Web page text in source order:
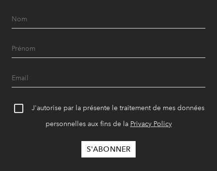
J'autorise par la présente le traitement de mes données
personnelles aux fins de la Privacy Policy